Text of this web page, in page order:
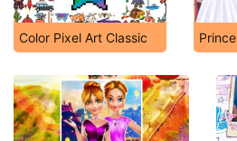
Color Pixel Art Classic